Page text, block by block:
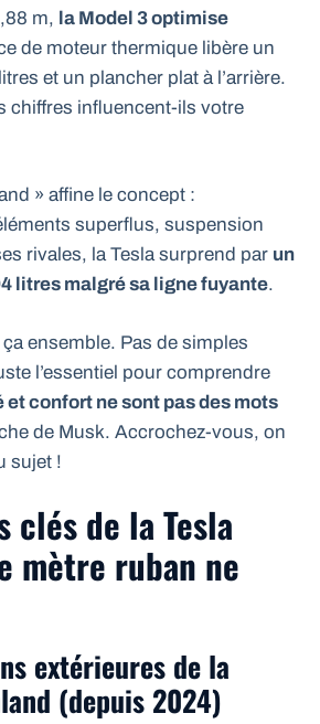
m, la Model 3 optimise
de moteur thermique libère un
et un plancher plat à l’arrière.
chiffres influencent-ils votre
» affine le concept :
superflus, suspension
rivales, la Tesla surprend par un
litres malgré sa ligne fuyante.
ensemble. Pas de simples
l’essentiel pour comprendre
confort ne sont pas des mots
de Musk. Accrochez-vous, on
sujet !
clés de la Tesla
mètre ruban ne
extérieures de la
(depuis 2024)